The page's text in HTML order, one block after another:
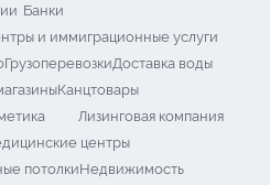
Банки
и иммиграционные услуги
ГрузоперевозкиДоставка воды
Канцтовары
Лизинговая компания
центры
потолкиНедвижимость